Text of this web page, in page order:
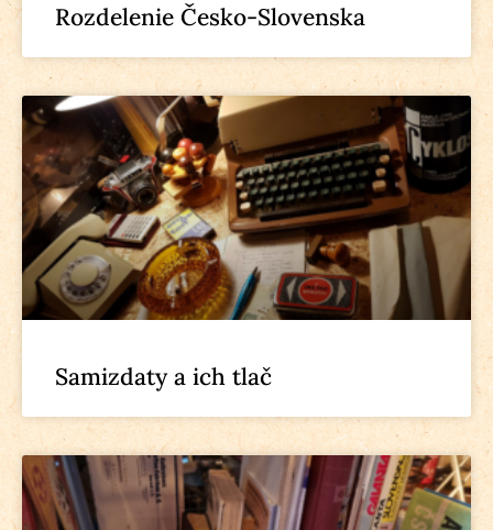
Rozdelenie Česko-Slovenska
Samizdaty a ich tlač